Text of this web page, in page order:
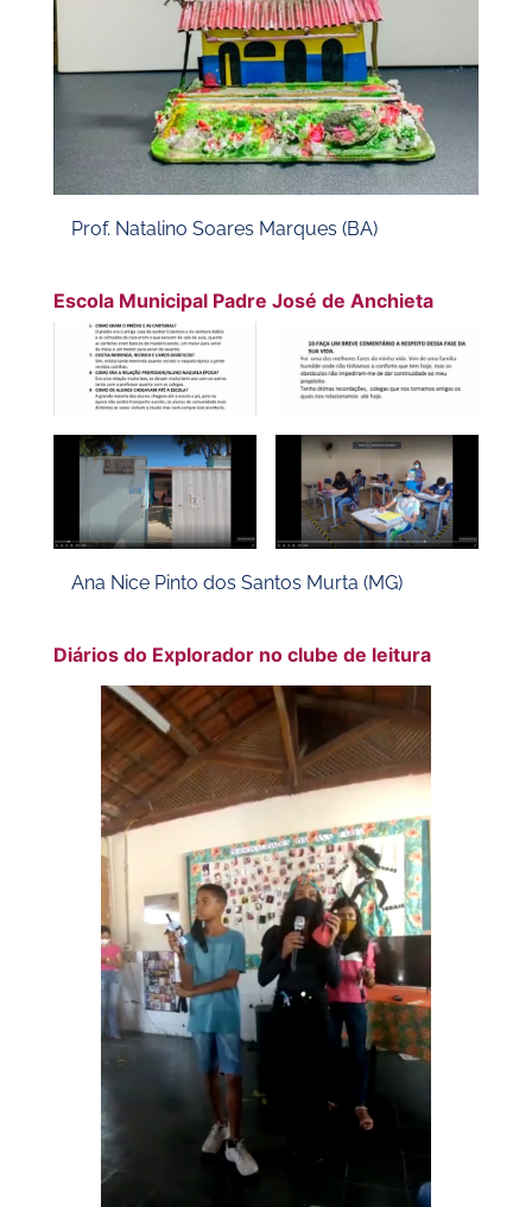
Prof. Natalino Soares Marques (BA)
Escola Municipal Padre José de Anchieta
Ana Nice Pinto dos Santos Murta (MG)
Diários do Explorador no clube de leitura